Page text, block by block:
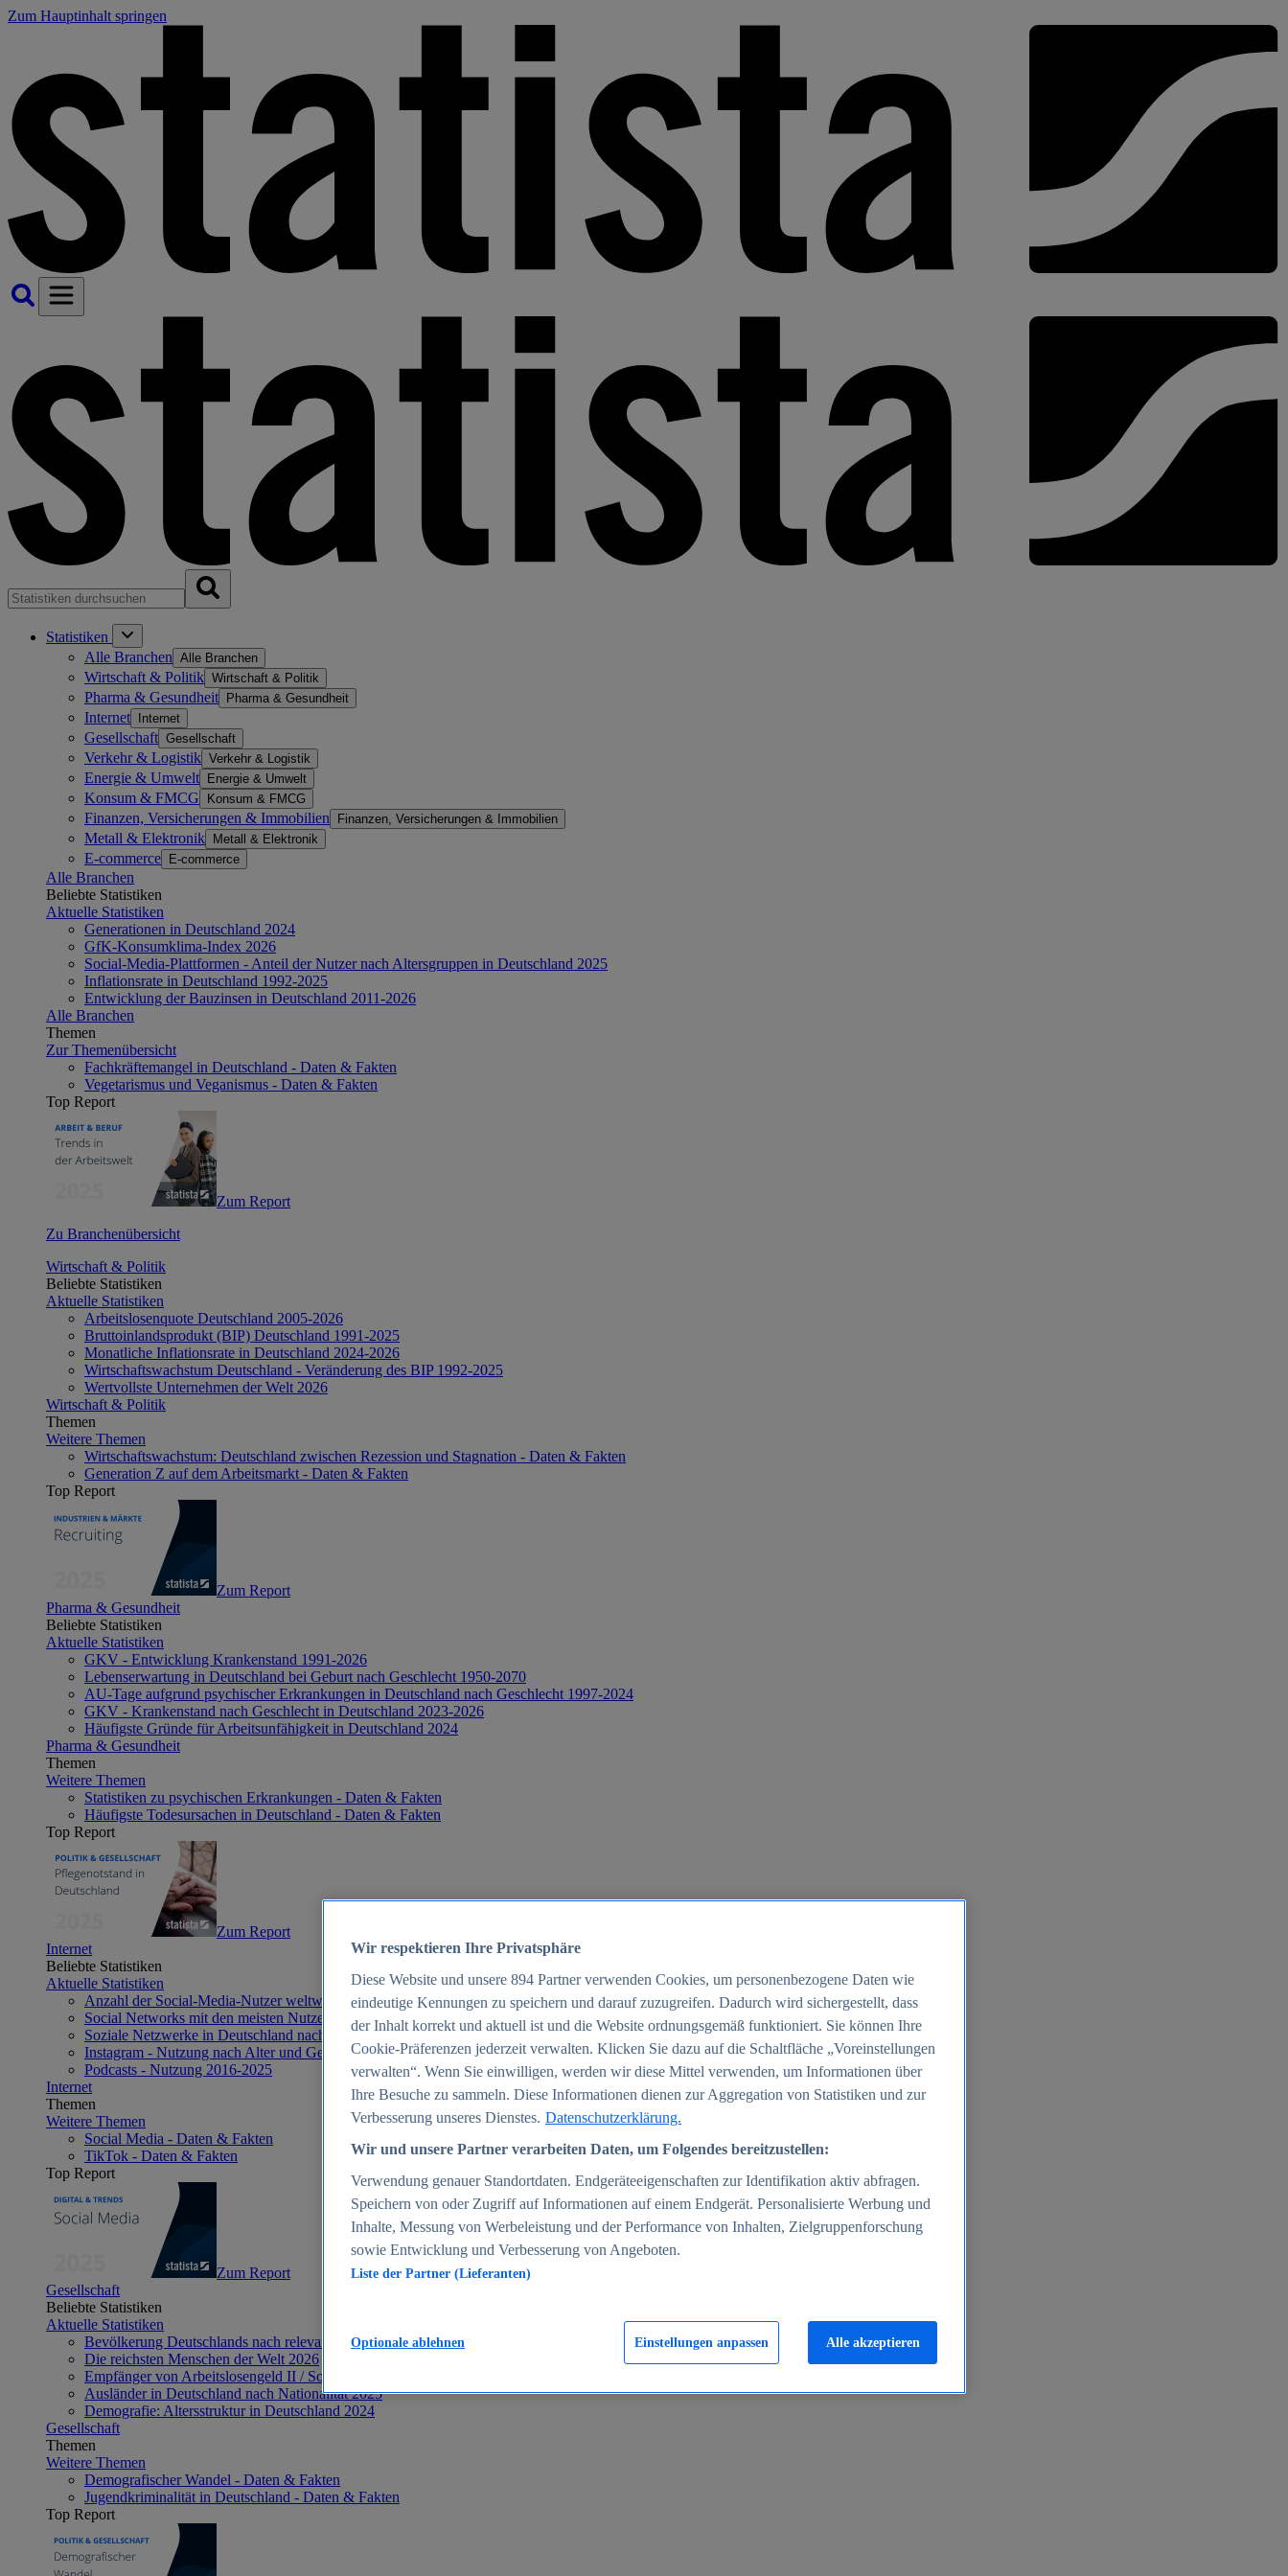
Zum Hauptinhalt springen
Statistiken
Alle Branchen Alle Branchen
Wirtschaft & Politik Wirtschaft & Politik
Pharma & Gesundheit Pharma & Gesundheit
Internet Internet
Gesellschaft Gesellschaft
Verkehr & Logistik Verkehr & Logistik
Energie & Umwelt Energie & Umwelt
Konsum & FMCG Konsum & FMCG
Finanzen, Versicherungen & Immobilien Finanzen, Versicherungen & Immobilien
Metall & Elektronik Metall & Elektronik
E-commerce E-commerce
Alle Branchen
Beliebte Statistiken
Aktuelle Statistiken
Generationen in Deutschland 2024
GfK-Konsumklima-Index 2026
Social-Media-Plattformen - Anteil der Nutzer nach Altersgruppen in Deutschland 2025
Inflationsrate in Deutschland 1992-2025
Entwicklung der Bauzinsen in Deutschland 2011-2026
Alle Branchen
Themen
Zur Themenübersicht
Fachkräftemangel in Deutschland - Daten & Fakten
Vegetarismus und Veganismus - Daten & Fakten
Top Report
Zum Report
Zu Branchenübersicht
Wirtschaft & Politik
Beliebte Statistiken
Aktuelle Statistiken
Arbeitslosenquote Deutschland 2005-2026
Bruttoinlandsprodukt (BIP) Deutschland 1991-2025
Monatliche Inflationsrate in Deutschland 2024-2026
Wirtschaftswachstum Deutschland - Veränderung des BIP 1992-2025
Wertvollste Unternehmen der Welt 2026
Wirtschaft & Politik
Themen
Weitere Themen
Wirtschaftswachstum: Deutschland zwischen Rezession und Stagnation - Daten & Fakten
Generation Z auf dem Arbeitsmarkt - Daten & Fakten
Top Report
Zum Report
Pharma & Gesundheit
Beliebte Statistiken
Aktuelle Statistiken
GKV - Entwicklung Krankenstand 1991-2026
Lebenserwartung in Deutschland bei Geburt nach Geschlecht 1950-2070
AU-Tage aufgrund psychischer Erkrankungen in Deutschland nach Geschlecht 1997-2024
GKV - Krankenstand nach Geschlecht in Deutschland 2023-2026
Häufigste Gründe für Arbeitsunfähigkeit in Deutschland 2024
Pharma & Gesundheit
Themen
Weitere Themen
Statistiken zu psychischen Erkrankungen - Daten & Fakten
Häufigste Todesursachen in Deutschland - Daten & Fakten
Top Report
Zum Report
Internet
Beliebte Statistiken
Aktuelle Statistiken
Anzahl der Social-Media-Nutzer weltweit 2012-2025
Social Networks mit den meisten Nutzern weltweit 2025
Soziale Netzwerke in Deutschland nach Generationen 2025
Instagram - Nutzung nach Alter und Geschlecht in Deutschland 2025
Podcasts - Nutzung 2016-2025
Internet
Themen
Weitere Themen
Social Media - Daten & Fakten
TikTok - Daten & Fakten
Top Report
Zum Report
Gesellschaft
Beliebte Statistiken
Aktuelle Statistiken
Bevölkerung Deutschlands nach relevanten Altersgruppen 2024
Die reichsten Menschen der Welt 2026
Empfänger von Arbeitslosengeld II / Sozialgeld / Bürgergeld in Deutschland 2005-2025
Ausländer in Deutschland nach Nationalität 2025
Demografie: Altersstruktur in Deutschland 2024
Gesellschaft
Themen
Weitere Themen
Demografischer Wandel - Daten & Fakten
Jugendkriminalität in Deutschland - Daten & Fakten
Top Report
Wir respektieren Ihre Privatsphäre
Diese Website und unsere 894 Partner verwenden Cookies, um personenbezogene Daten wie
eindeutige Kennungen zu speichern und darauf zuzugreifen. Dadurch wird sichergestellt, dass
der Inhalt korrekt und aktuell ist und die Website ordnungsgemäß funktioniert. Sie können Ihre
Cookie-Präferenzen jederzeit verwalten. Klicken Sie dazu auf die Schaltfläche „Voreinstellungen
verwalten“. Wenn Sie einwilligen, werden wir diese Mittel verwenden, um Informationen über
Ihre Besuche zu sammeln. Diese Informationen dienen zur Aggregation von Statistiken und zur
Verbesserung unseres Dienstes. Datenschutzerklärung.
Wir und unsere Partner verarbeiten Daten, um Folgendes bereitzustellen:
Verwendung genauer Standortdaten. Endgeräteeigenschaften zur Identifikation aktiv abfragen.
Speichern von oder Zugriff auf Informationen auf einem Endgerät. Personalisierte Werbung und
Inhalte, Messung von Werbeleistung und der Performance von Inhalten, Zielgruppenforschung
sowie Entwicklung und Verbesserung von Angeboten.
Liste der Partner (Lieferanten)
Einstellungen anpassen
Optionale ablehnen Alle akzeptieren